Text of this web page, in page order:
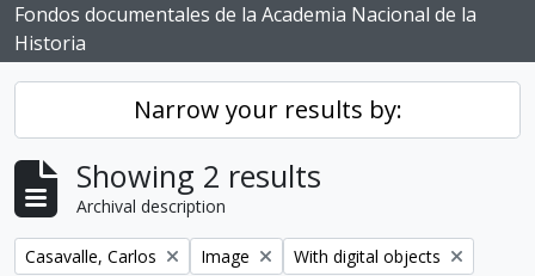
Fondos documentales de la Academia Nacional de la
Historia
Narrow your results by:
Showing 2 results
Archival description
Remove filter:
Casavalle, Carlos Remove filter:
Image Remove filter:
With digital objects